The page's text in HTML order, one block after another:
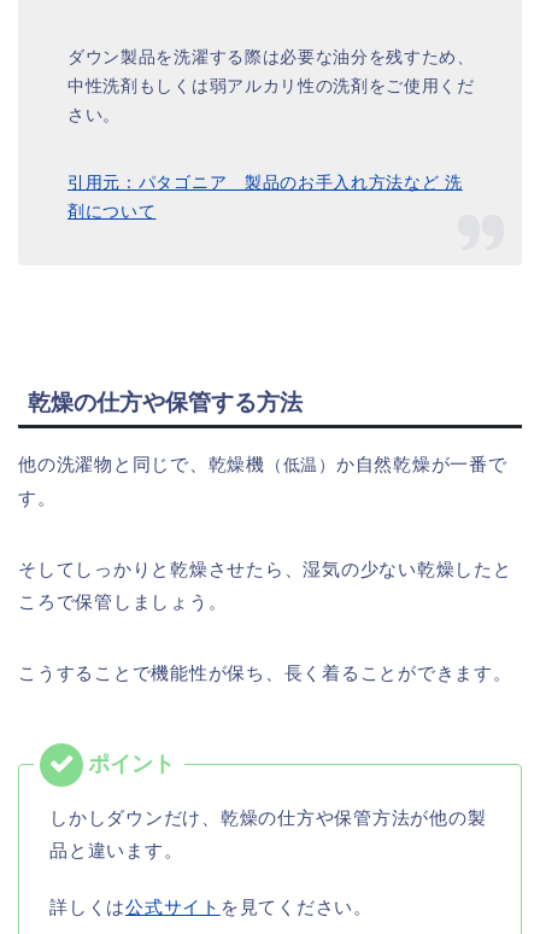
ダウン製品を洗濯する際は必要な油分を残すため、
中性洗剤もしくは弱アルカリ性の洗剤をご使用くだ
さい。
引用元：パタゴニア 製品のお手入れ方法など 洗
剤について
乾燥の仕方や保管する方法
他の洗濯物と同じで、乾燥機 （低温） か自然乾燥が一番で
す。
そしてしっかりと乾燥させたら、湿気の少ない乾燥したと
ころで保管しましょう。
こうすることで機能性が保ち、長く着ることができます。
しかしダウンだけ、乾燥の仕方や保管方法が他の製
品と違います。
詳しくは公式サイト を見てください。